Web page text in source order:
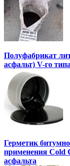
Полуфабрикат
асфальт) V-го
Герметик
применения Cold
асфальта